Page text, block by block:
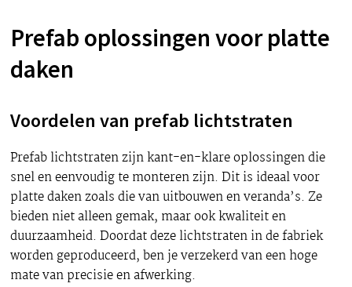
Prefab oplossingen voor platte
daken
Voordelen van prefab lichtstraten
Prefab lichtstraten zijn kant-en-klare oplossingen die
snel en eenvoudig te monteren zijn. Dit is ideaal voor
platte daken zoals die van uitbouwen en veranda’s. Ze
bieden niet alleen gemak, maar ook kwaliteit en
duurzaamheid. Doordat deze lichtstraten in de fabriek
worden geproduceerd, ben je verzekerd van een hoge
mate van precisie en afwerking.